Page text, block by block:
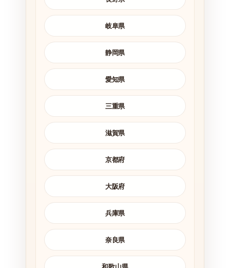
岐阜県
静岡県
愛知県
三重県
滋賀県
京都府
大阪府
兵庫県
奈良県